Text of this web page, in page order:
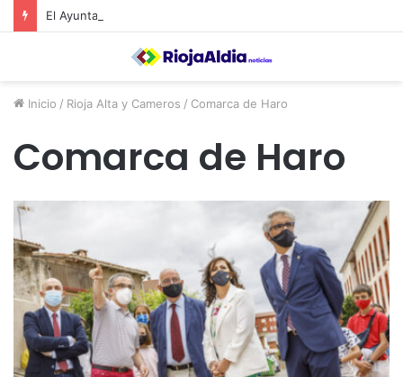
Inicio / Rioja Alta y Cameros / Comarca de Haro
Comarca de Haro